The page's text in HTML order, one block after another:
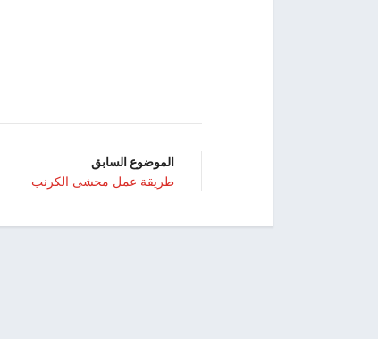
الموضوع السابق
طريقة عمل محشى الكرنب